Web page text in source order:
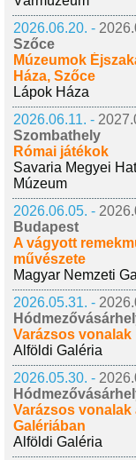
2026.06.20. -
Szőce
Múzeumok
Háza, Szőce
Lápok Háza
2026.06.11. -
Szombathely
Római játékok
Savaria Megyei
Múzeum
2026.06.05. -
Budapest
A vágyott
művészete
Magyar Nemzeti
2026.05.31. -
Varázsos vonalak
Alföldi Galéria
2026.05.30. -
Varázsos vonalak
Galériában
Alföldi Galéria